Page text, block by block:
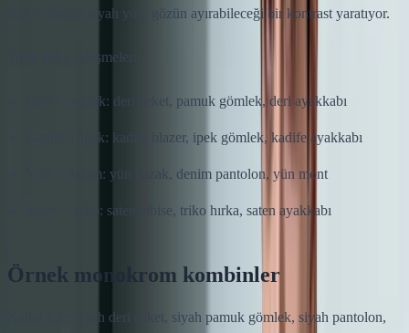
deri + dokulu siyah yün, gözün ayırabileceği bir kontrast yaratıyor.
Tipik doku eşleşmeleri:
Deri + pamuk: deri ceket, pamuk gömlek, deri ayakkabı
Kadife + ipek: kadife blazer, ipek gömlek, kadife ayakkabı
Yün + denim: yün kazak, denim pantolon, yün mont
Saten + triko: saten elbise, triko hırka, saten ayakkabı
Örnek monokrom kombinler
Kadın için: siyah deri ceket, siyah pamuk gömlek, siyah pantolon,